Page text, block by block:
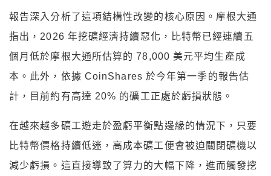
報告深入分析了這項結構性改變的核心原因。摩根大通
指出，2026 年挖礦經濟持續惡化，比特幣已經連續五
個月低於摩根大通所估算的 78,000 美元平均生產成
本。此外，依據 CoinShares 於今年第一季的報告估
計，目前約有高達 20% 的礦工正處於虧損狀態。
在越來越多礦工遊走於盈虧平衡點邊緣的情況下，只要
比特幣價格持續低迷，高成本礦工便會被迫關閉礦機以
減少虧損。這直接導致了算力的大幅下降，進而觸發挖